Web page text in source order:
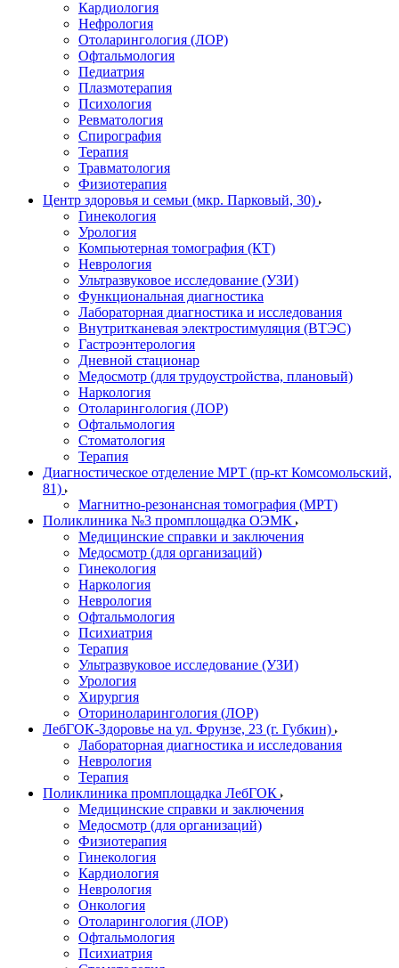
Кардиология
Нефрология
Отоларингология (ЛОР)
Офтальмология
Педиатрия
Плазмотерапия
Психология
Ревматология
Спирография
Терапия
Травматология
Физиотерапия
Центр здоровья и семьи (мкр. Парковый, 30)
Гинекология
Урология
Компьютерная томография (КТ)
Неврология
Ультразвуковое исследование (УЗИ)
Функциональная диагностика
Лабораторная диагностика и исследования
Внутритканевая электростимуляция (ВТЭС)
Гастроэнтерология
Дневной стационар
Медосмотр (для трудоустройства, плановый)
Наркология
Отоларингология (ЛОР)
Офтальмология
Стоматология
Терапия
Диагностическое отделение МРТ (пр-кт Комсомольский,
81)
Магнитно-резонансная томография (МРТ)
Поликлиника №3 промплощадка ОЭМК
Медицинские справки и заключения
Медосмотр (для организаций)
Гинекология
Наркология
Неврология
Офтальмология
Психиатрия
Терапия
Ультразвуковое исследование (УЗИ)
Урология
Хирургия
Оториноларингология (ЛОР)
ЛебГОК-Здоровье на ул. Фрунзе, 23 (г. Губкин)
Лабораторная диагностика и исследования
Неврология
Терапия
Поликлиника промплощадка ЛебГОК
Медицинские справки и заключения
Медосмотр (для организаций)
Физиотерапия
Гинекология
Кардиология
Неврология
Онкология
Отоларингология (ЛОР)
Офтальмология
Психиатрия